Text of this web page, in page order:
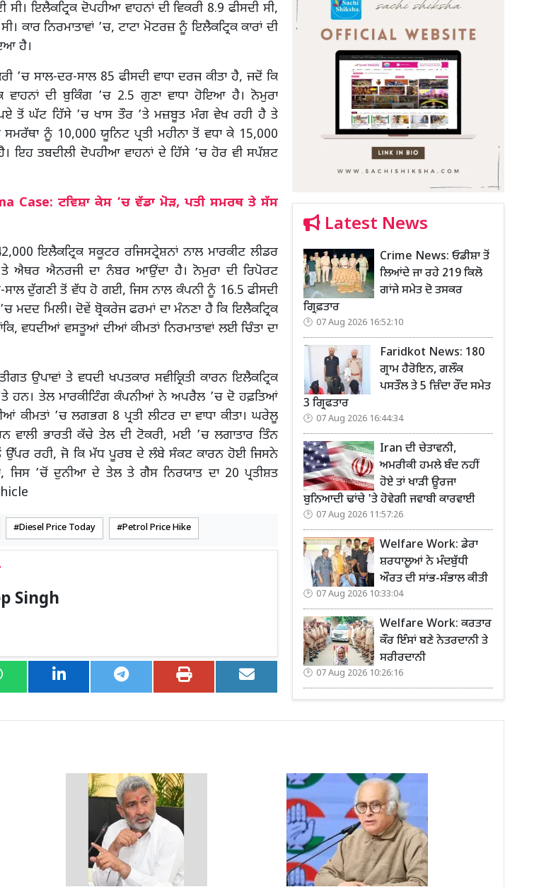
ਸੀ। ਇਲੈਕਟ੍ਰਿਕ ਦੋਪਹੀਆ ਵਾਹਨਾਂ ਦੀ ਵਿਕਰੀ 8.9 ਫੀਸਦੀ ਸੀ,
ਕਾਰ ਨਿਰਮਾਤਾਵਾਂ ’ਚ, ਟਾਟਾ ਮੋਟਰਜ਼ ਨੂੰ ਇਲੈਕਟ੍ਰਿਕ ਕਾਰਾਂ ਦੀ
ਹੈ।
’ਚ ਸਾਲ-ਦਰ-ਸਾਲ 85 ਫੀਸਦੀ ਵਾਧਾ ਦਰਜ ਕੀਤਾ ਹੈ, ਜਦੋਂ ਕਿ
ਵਾਹਨਾਂ ਦੀ ਬੁਕਿੰਗ ’ਚ 2.5 ਗੁਣਾ ਵਾਧਾ ਹੋਇਆ ਹੈ। ਨੋਮੁਰਾ
ਤੋਂ ਘੱਟ ਹਿੱਸੇ ’ਚ ਖਾਸ ਤੌਰ ’ਤੇ ਮਜ਼ਬੂਤ ​​ਮੰਗ ਵੇਖ ਰਹੀ ਹੈ ਤੇ
ਨੂੰ 10,000 ਯੂਨਿਟ ਪ੍ਰਤੀ ਮਹੀਨਾ ਤੋਂ ਵਧਾ ਕੇ 15,000
ਇਹ ਤਬਦੀਲੀ ਦੋਪਹੀਆ ਵਾਹਨਾਂ ਦੇ ਹਿੱਸੇ ’ਚ ਹੋਰ ਵੀ ਸਪੱਸ਼ਟ
Case: ਟਵਿਸ਼ਾ ਕੇਸ ’ਚ ਵੱਡਾ ਮੋੜ, ਪਤੀ ਸਮਰਥ ਤੇ ਸੱਸ
ਇਲੈਕਟ੍ਰਿਕ ਸਕੂਟਰ ਰਜਿਸਟ੍ਰੇਸ਼ਨਾਂ ਨਾਲ ਮਾਰਕੀਟ ਲੀਡਰ
ਐਥਰ ਐਨਰਜੀ ਦਾ ਨੰਬਰ ਆਉਂਦਾ ਹੈ। ਨੋਮੁਰਾ ਦੀ ਰਿਪੋਰਟ
ਦੁੱਗਣੀ ਤੋਂ ਵੱਧ ਹੋ ਗਈ, ਜਿਸ ਨਾਲ ਕੰਪਨੀ ਨੂੰ 16.5 ਫੀਸਦੀ
ਮਦਦ ਮਿਲੀ। ਦੋਵੇਂ ਬ੍ਰੋਕਰੇਜ ਫਰਮਾਂ ਦਾ ਮੰਨਣਾ ਹੈ ਕਿ ਇਲੈਕਟ੍ਰਿਕ
ਵਧਦੀਆਂ ਵਸਤੂਆਂ ਦੀਆਂ ਕੀਮਤਾਂ ਨਿਰਮਾਤਾਵਾਂ ਲਈ ਚਿੰਤਾ ਦਾ
ਉਪਾਵਾਂ ਤੇ ਵਧਦੀ ਖਪਤਕਾਰ ਸਵੀਕ੍ਰਿਤੀ ਕਾਰਨ ਇਲੈਕਟ੍ਰਿਕ
ਹਨ। ਤੇਲ ਮਾਰਕੀਟਿੰਗ ਕੰਪਨੀਆਂ ਨੇ ਅਪਰੈਲ ’ਚ ਦੋ ਹਫ਼ਤਿਆਂ
’ਚ ਲਗਭਗ 8 ਪ੍ਰਤੀ ਲੀਟਰ ਦਾ ਵਾਧਾ ਕੀਤਾ। ਘਰੇਲੂ
ਵਾਲੀ ਭਾਰਤੀ ਕੱਚੇ ਤੇਲ ਦੀ ਟੋਕਰੀ, ਮਈ ’ਚ ਲਗਾਤਾਰ ਤਿੰਨ
ਉੱਪਰ ਰਹੀ, ਜੋ ਕਿ ਮੱਧ ਪੂਰਬ ਦੇ ਲੰਬੇ ਸੰਕਟ ਕਾਰਨ ਹੋਈ ਜਿਸਨੇ
’ਚੋਂ ਦੁਨੀਆ ਦੇ ਤੇਲ ਤੇ ਗੈਸ ਨਿਰਯਾਤ ਦਾ 20 ਪ੍ਰਤੀਸ਼ਤ
Diesel Price Today Petrol Price Hike
Singh
Latest News
Crime News: ਓਡੀਸ਼ਾ ਤੋਂ
ਲਿਆਂਦੇ ਜਾ ਰਹੇ 219 ਕਿਲੋ
ਗਾਂਜੇ ਸਮੇਤ ਦੋ ਤਸਕਰ
ਗ੍ਰਿਫ਼ਤਾਰ
07 Aug 2026 16:52:10
Faridkot News: 180
ਗ੍ਰਾਮ ਹੈਰੋਇਨ, ਗਲੌਕ
ਪਸਤੌਲ ਤੇ 5 ਜ਼ਿੰਦਾ ਰੌਂਦ ਸਮੇਤ
3 ਗ੍ਰਿਫਤਾਰ
07 Aug 2026 16:44:34
Iran ਦੀ ਚੇਤਾਵਨੀ,
ਅਮਰੀਕੀ ਹਮਲੇ ਬੰਦ ਨਹੀਂ
ਹੋਏ ਤਾਂ ਖਾੜੀ ਊਰਜਾ
ਬੁਨਿਆਦੀ ਢਾਂਚੇ 'ਤੇ ਹੋਵੇਗੀ ਜਵਾਬੀ ਕਾਰਵਾਈ
07 Aug 2026 11:57:26
Welfare Work: ਡੇਰਾ
ਸ਼ਰਧਾਲੂਆਂ ਨੇ ਮੰਦਬੁੱਧੀ
ਔਰਤ ਦੀ ਸਾਂਭ-ਸੰਭਾਲ ਕੀਤੀ
07 Aug 2026 10:33:04
Welfare Work: ਕਰਤਾਰ
ਕੌਰ ਇੰਸਾਂ ਬਣੇ ਨੇਤਰਦਾਨੀ ਤੇ
ਸਰੀਰਦਾਨੀ
07 Aug 2026 10:26:16